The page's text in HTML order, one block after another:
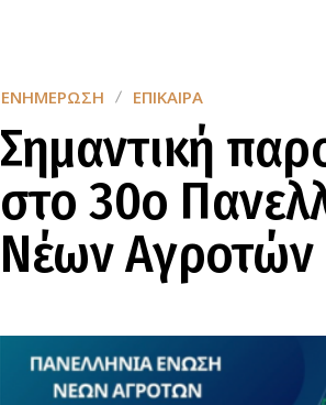
ΕΝΗΜΈΡΩΣΗ ΕΠΊΚΑΙΡΑ
Σημαντική
στο 30ο
Νέων Αγροτών